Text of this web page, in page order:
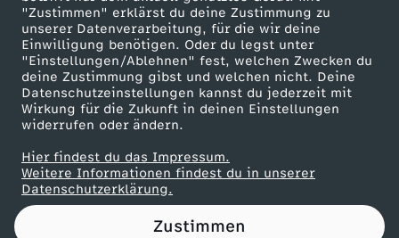
"Zustimmen" erklärst du deine Zustimmung zu
unserer Datenverarbeitung, für die wir deine
Einwilligung benötigen. Oder du legst unter
"Einstellungen/Ablehnen" fest, welchen Zwecken du
deine Zustimmung gibst und welchen nicht. Deine
Datenschutzeinstellungen kannst du jederzeit mit
Wirkung für die Zukunft in deinen Einstellungen
widerrufen oder ändern.
Hier findest du das Impressum.
Weitere Informationen findest du in unserer
Datenschutzerklärung.
Zustimmen
r
u
n
g
i
Werbefernsehen
Mainzelmännchen
Partner